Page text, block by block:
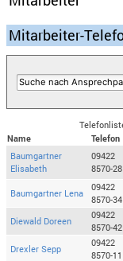
Mitarbeiter-
Name
Telefon
Baumgartner
Elisabeth
09422
8570-28
Baumgartner Lena
09422
8570-34
Diewald Doreen
09422
8570-42
Drexler Sepp
09422
8570-11